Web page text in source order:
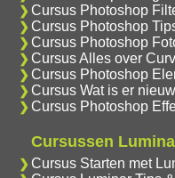
Cursus Photoshop
Cursus Photoshop
Cursus Photoshop
Cursus Alles over
Cursus Photoshop
Cursus Wat is er
Cursus Photoshop
Cursussen
Cursus Starten met